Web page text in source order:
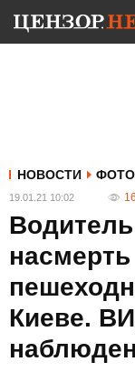
НОВОСТИ ФОТО
19.01.21 10:02
Киеве.